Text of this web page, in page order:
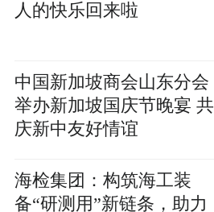
人的快乐回来啦
中国新加坡商会山东分会
举办新加坡国庆节晚宴 共
庆新中友好情谊
海检集团：构筑海工装
备“研测用”新链条，助力